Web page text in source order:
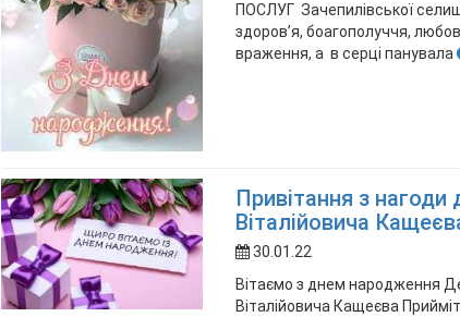
ПОСЛУГ Зачепилівської
здоров’я, боагополуччя,
враження, а в серці панувала
Привітання з
Віталійовича
30.01.22
Вітаємо з днем народження
Віталійовича Кащеєва